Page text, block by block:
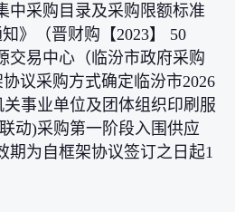
中采购目录及采购限额标准
知》（晋财购【2023】 50
交易中心（临汾市政府采购
议采购方式确定临汾市2026
事业单位及团体组织印刷服
动)采购第一阶段入围供应
期为自框架协议签订之日起1